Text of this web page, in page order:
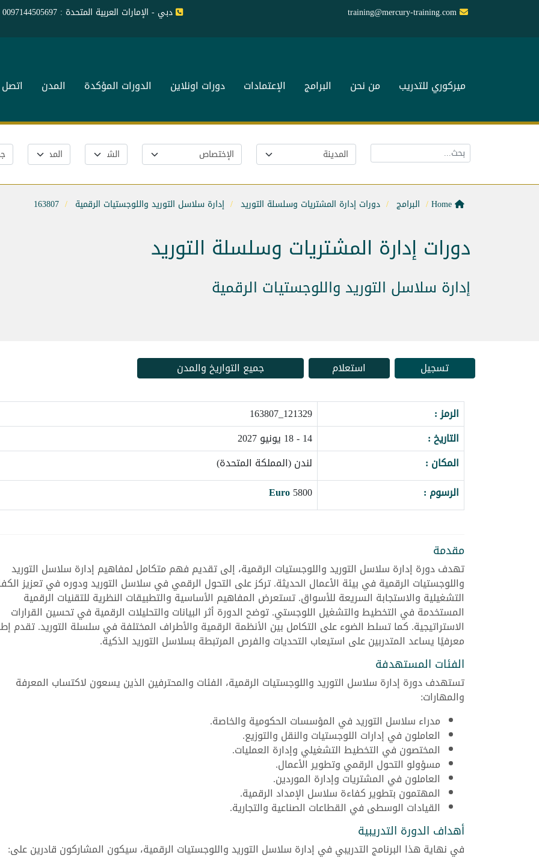
training@mercury-training.com دبي - الإمارات العربية المتحدة : 0097144505697
ميركوري للتدريب من نحن البرامج الإعتمادات دورات اونلاين الدورات المؤكدة المدن اتصل
البرامج دورات إدارة المشتريات وسلسلة التوريد إدارة سلاسل التوريد واللوجستيات الرقمية 163807
دورات إدارة المشتريات وسلسلة التوريد
إدارة سلاسل التوريد واللوجستيات الرقمية
تسجيل استعلام جميع التواريخ والمدن
الرمز :
121329_163807
التاريخ :
14 - 18 يونيو 2027
المكان :
لندن (المملكة المتحدة)
الرسوم :
5800
Euro
مقدمة
تهدف دورة إدارة سلاسل التوريد واللوجستيات الرقمية، إلى تقديم فهم متكامل لمفاهيم إدارة سلاسل التوريد
واللوجستيات الرقمية في بيئة الأعمال الحديثة. تركز على التحول الرقمي في سلاسل التوريد ودوره في تعزيز
التشغيلية والاستجابة السريعة للأسواق. تستعرض المفاهيم الأساسية والتطبيقات النظرية للتقنيات الرقمية
المستخدمة في التخطيط والتشغيل اللوجستي. توضح الدورة أثر البيانات والتحليلات الرقمية في تحسين القرارات
الاستراتيجية. كما تسلط الضوء على التكامل بين الأنظمة الرقمية والأطراف المختلفة في سلسلة التوريد. تقدم
معرفيًا يساعد المتدربين على استيعاب التحديات والفرص المرتبطة بسلاسل التوريد الذكية.
الفئات المستهدفة
تستهدف دورة إدارة سلاسل التوريد واللوجستيات الرقمية، الفئات والمحترفين الذين يسعون لاكتساب المعرفة
والمهارات:
مدراء سلاسل التوريد في المؤسسات الحكومية والخاصة.
العاملون في إدارات اللوجستيات والنقل والتوزيع.
المختصون في التخطيط التشغيلي وإدارة العمليات.
مسؤولو التحول الرقمي وتطوير الأعمال.
العاملون في المشتريات وإدارة الموردين.
المهتمون بتطوير كفاءة سلاسل الإمداد الرقمية.
القيادات الوسطى في القطاعات الصناعية والتجارية.
أهداف الدورة التدريبية
في نهاية هذا البرنامج التدريبي في إدارة سلاسل التوريد واللوجستيات الرقمية، سيكون المشاركون قادرين على: